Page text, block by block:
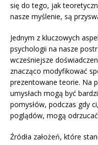
się do tego, jak
nasze myślenie, są
Jednym z kluczowych
psychologii na nasze
wcześniejsze
znacząco modyfikować
prezentowane teorie. Na
umysłach mogą być
pomysłów, podczas gdy
poglądów, mogą
Źródła założeń, które